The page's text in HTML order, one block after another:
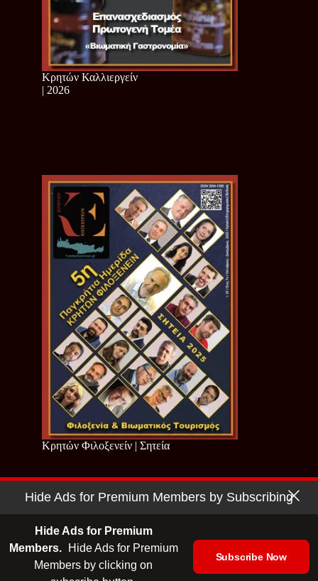
Κρητών Καλλιεργείν
| 2026
Κρητών Φιλοξενείν | Σητεία
Copyright © 2026 - Cretan Business | Κρητών Επιχειρείν
Hide Ads for Premium Members by Subscribing
Hide Ads for Premium
Members.
Hide Ads for Premium
Members by clicking on
Subscribe Now